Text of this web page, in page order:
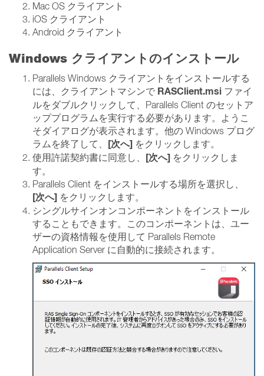
Mac OS クライアント
iOS クライアント
Android クライアント
Windows クライアントのインストール
Parallels Windows クライアントをインストールする
には、クライアントマシンで RASClient.msi ファイ
ルをダブルクリックして、Parallels Client のセットア
ッププログラムを実行する必要があります。ようこ
そダイアログが表示されます。他の Windows プログ
ラムを終了して、 [次へ] をクリックします。
使用許諾契約書に同意し、 [次へ] をクリックしま
す。
Parallels Client をインストールする場所を選択し、
[次へ] をクリックします。
シングルサインオンコンポーネントをインストール
することもできます。このコンポーネントは、ユー
ザーの資格情報を使用して Parallels Remote
Application Server に自動的に接続されます。